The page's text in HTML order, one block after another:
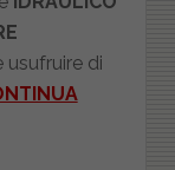
usufruire di